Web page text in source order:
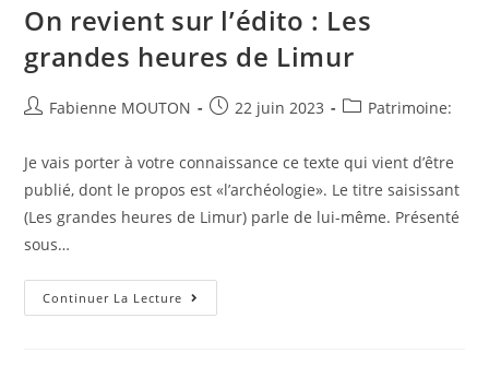
On revient sur l’édito : Les
grandes heures de Limur
Auteur/autrice
la
publication :
Fabienne MOUTON
Post22 juin 2023
PostPatrimoine:
Je vais porter à votre connaissance ce texte qui vient d’être
publié, dont le propos est «l’archéologie». Le titre saisissant
(Les grandes heures de Limur) parle de lui-même. Présenté
sous…
Continuer La Lecture On
Revient